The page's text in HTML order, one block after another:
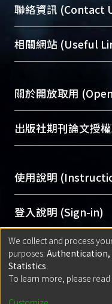
臺大位居世界頂尖
展現本校豐碩的研
機構典藏（NTUR）
台，成為臺大學術
成果。
To permanently
profiles and
services of “NTU
聯絡資訊 (Contact
總館學科館員(Main
醫學圖書館學科館員
Sciences Library)
相關網站 (Useful
關於開放取用
開放取用是從使用
動，應用在學術研
用逐年攀升。同時
Archive）平台。 （
出版社期刊論文授
含部分內容的版
助與合作完成，
意提供此授權。
Please represent
original work,
grant the rights
若欲上傳已出版
policy finder
網
使用說明
網站簡介
使用手冊
線上預約服務
登入說明 (Sign-in)
方案一：臺灣大
(With C&INC
方案二：ORCID
匯入著作
方案一：定期更
for identifier
Built withDSpace-CRIS
We collect and process
purposes: Authentication,
Statistics.
To learn more, please